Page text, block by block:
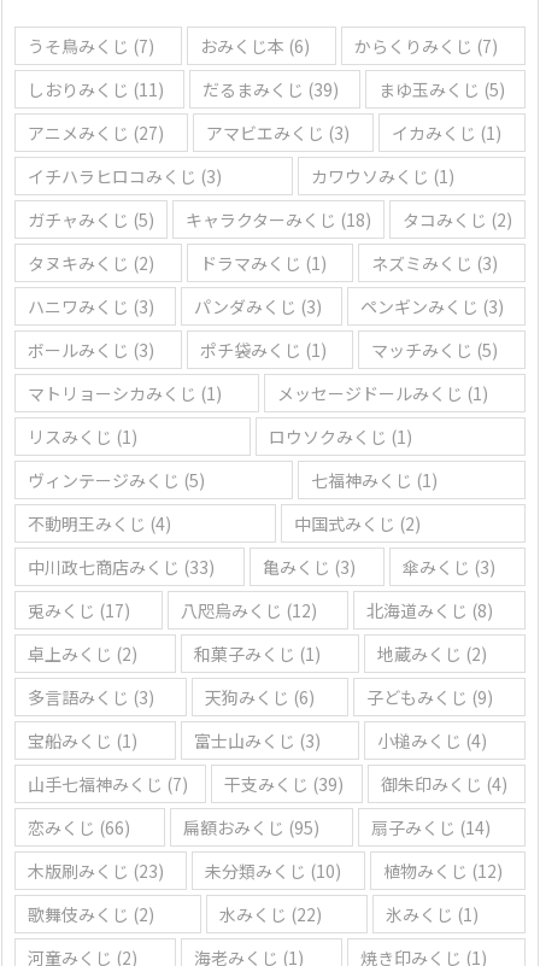
うそ鳥みくじ (7) おみくじ本 (6) からくりみくじ (7)
しおりみくじ (11) だるまみくじ (39) まゆ玉みくじ (5)
アニメみくじ (27) アマビエみくじ (3) イカみくじ (1)
イチハラヒロコみくじ (3) カワウソみくじ (1)
ガチャみくじ (5) キャラクターみくじ (18) タコみくじ (2)
タヌキみくじ (2) ドラマみくじ (1) ネズミみくじ (3)
ハニワみくじ (3) パンダみくじ (3) ペンギンみくじ (3)
ボールみくじ (3) ポチ袋みくじ (1) マッチみくじ (5)
マトリョーシカみくじ (1) メッセージドールみくじ (1)
リスみくじ (1) ロウソクみくじ (1)
ヴィンテージみくじ (5) 七福神みくじ (1)
不動明王みくじ (4) 中国式みくじ (2)
中川政七商店みくじ (33) 亀みくじ (3) 傘みくじ (3)
兎みくじ (17) 八咫烏みくじ (12) 北海道みくじ (8)
卓上みくじ (2) 和菓子みくじ (1) 地蔵みくじ (2)
多言語みくじ (3) 天狗みくじ (6) 子どもみくじ (9)
宝船みくじ (1) 富士山みくじ (3) 小槌みくじ (4)
山手七福神みくじ (7) 干支みくじ (39) 御朱印みくじ (4)
恋みくじ (66) 扁額おみくじ (95) 扇子みくじ (14)
木版刷みくじ (23) 未分類みくじ (10) 植物みくじ (12)
歌舞伎みくじ (2) 水みくじ (22) 氷みくじ (1)
河童みくじ (2) 海老みくじ (1) 焼き印みくじ (1)